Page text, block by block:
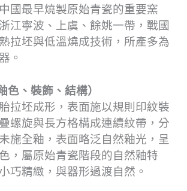
國最早燒製原始青瓷的重要窯
江寧波、上虞、餘姚一帶，戰國
拉坯與低溫燒成技術，所產多為
。
色、裝飾、結構）
拉坯成形，表面施以規則印紋裝
螺旋與長方格構成連續紋帶，分
施全釉，表面略泛自然釉光，呈
，屬原始青瓷階段的自然釉特
巧精緻，與器形過渡自然。